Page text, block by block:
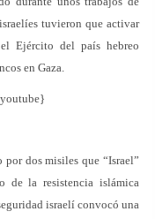
tuvieron que activar
Ejército del país hebreo
en Gaza.
dos misiles que “Israel”
de la resistencia islámica
israelí convocó una